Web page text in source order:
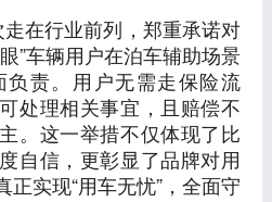
在行业前列，郑重承诺对
”车辆用户在泊车辅助场景
责。用户无需走保险流
处理相关事宜，且赔偿不
。这一举措不仅体现了比
自信，更彰显了品牌对用
正实现“用车无忧”，全面守